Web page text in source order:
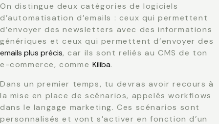
On distingue deux catégories de logiciels
d’automatisation d’emails : ceux qui permettent
d’envoyer des newsletters avec des informations
génériques et ceux qui permettent d’envoyer des
emails plus précis, car ils sont reliés au CMS de ton
e-commerce, comme Kiliba.
Dans un premier temps, tu devras avoir recours à
la mise en place de scénarios, appelés workflows
dans le langage marketing. Ces scénarios sont
personnalisés et vont s’activer en fonction d’un